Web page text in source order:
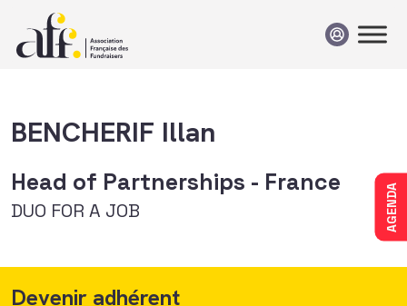
AGENDA
BENCHERIF Illan
Head of Partnerships - France
DUO FOR A JOB
Devenir adhérent